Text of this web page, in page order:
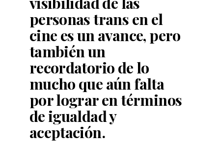
personas trans en el
cine es un avance, pero
también un
recordatorio de lo
mucho que aún falta
por lograr en términos
de igualdad y
aceptación.